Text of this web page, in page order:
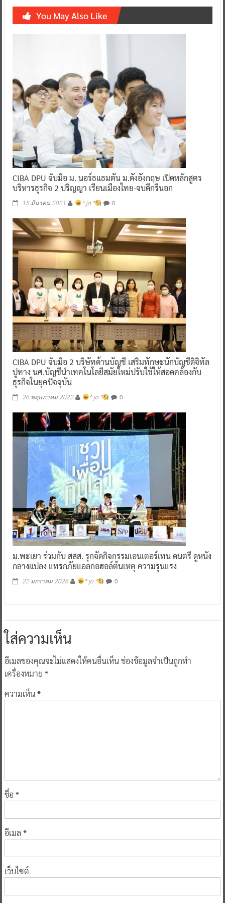
You May Also Like
CIBA DPU จับมือ ม. นอร์ธแธมตัน ม.ดังอังกฤษ เปิดหลักสูตร
บริหารธุรกิจ 2 ปริญญา เรียนเมืองไทย-จบดีกรีนอก
15 มีนาคม 2021 ^ jo ^ 0
CIBA DPU จับมือ 2 บริษัทด้านบัญชี เสริมทักษะนักบัญชีดิจิทัล
ปูทาง นศ.บัญชีนำเทคโนโลยีสมัยใหม่ปรับใช้ให้สอดคล้องกับ
ธุรกิจในยุคปัจจุบัน
26 พฤษภาคม 2022 ^ jo ^ 0
ม.พะเยา ร่วมกับ สสส. รุกจัดกิจกรรมเอนเตอร์เทน ดนตรี ดูหนัง
กลางแปลง แทรกภัยแอลกอฮอล์ต้นเหตุ ความรุนแรง
22 มกราคม 2026 ^ jo ^ 0
ใส่ความเห็น
อีเมลของคุณจะไม่แสดงให้คนอื่นเห็นช่องข้อมูลจำเป็นถูกทำ
เครื่องหมาย *
ความเห็น*
ชื่อ *
อีเมล *
เว็บไซต์